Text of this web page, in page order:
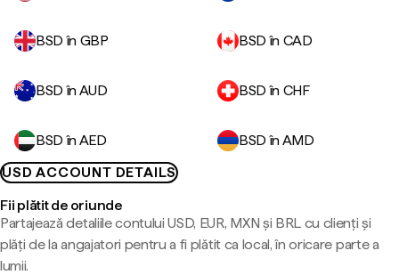
BSD în GBP BSD în CAD
BSD în AUD BSD în CHF
BSD în AED
BSD în AMD
USD ACCOUNT DETAILS
Fii plătit de oriunde
Partajează detaliile contului USD, EUR, MXN și BRL cu clienți și
plăți de la angajatori pentru a fi plătit ca local, în oricare parte a
lumii.